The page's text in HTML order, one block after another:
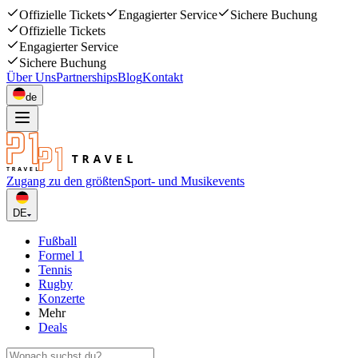
Offizielle Tickets Engagierter Service
Sichere Buchung
Offizielle Tickets
Engagierter Service
Sichere Buchung
Über UnsPartnershipsBlogKontakt
de
Zugang zu den größtenSport- und Musikevents
DE
Fußball
Formel 1
Tennis
Rugby
Konzerte
Mehr
Deals